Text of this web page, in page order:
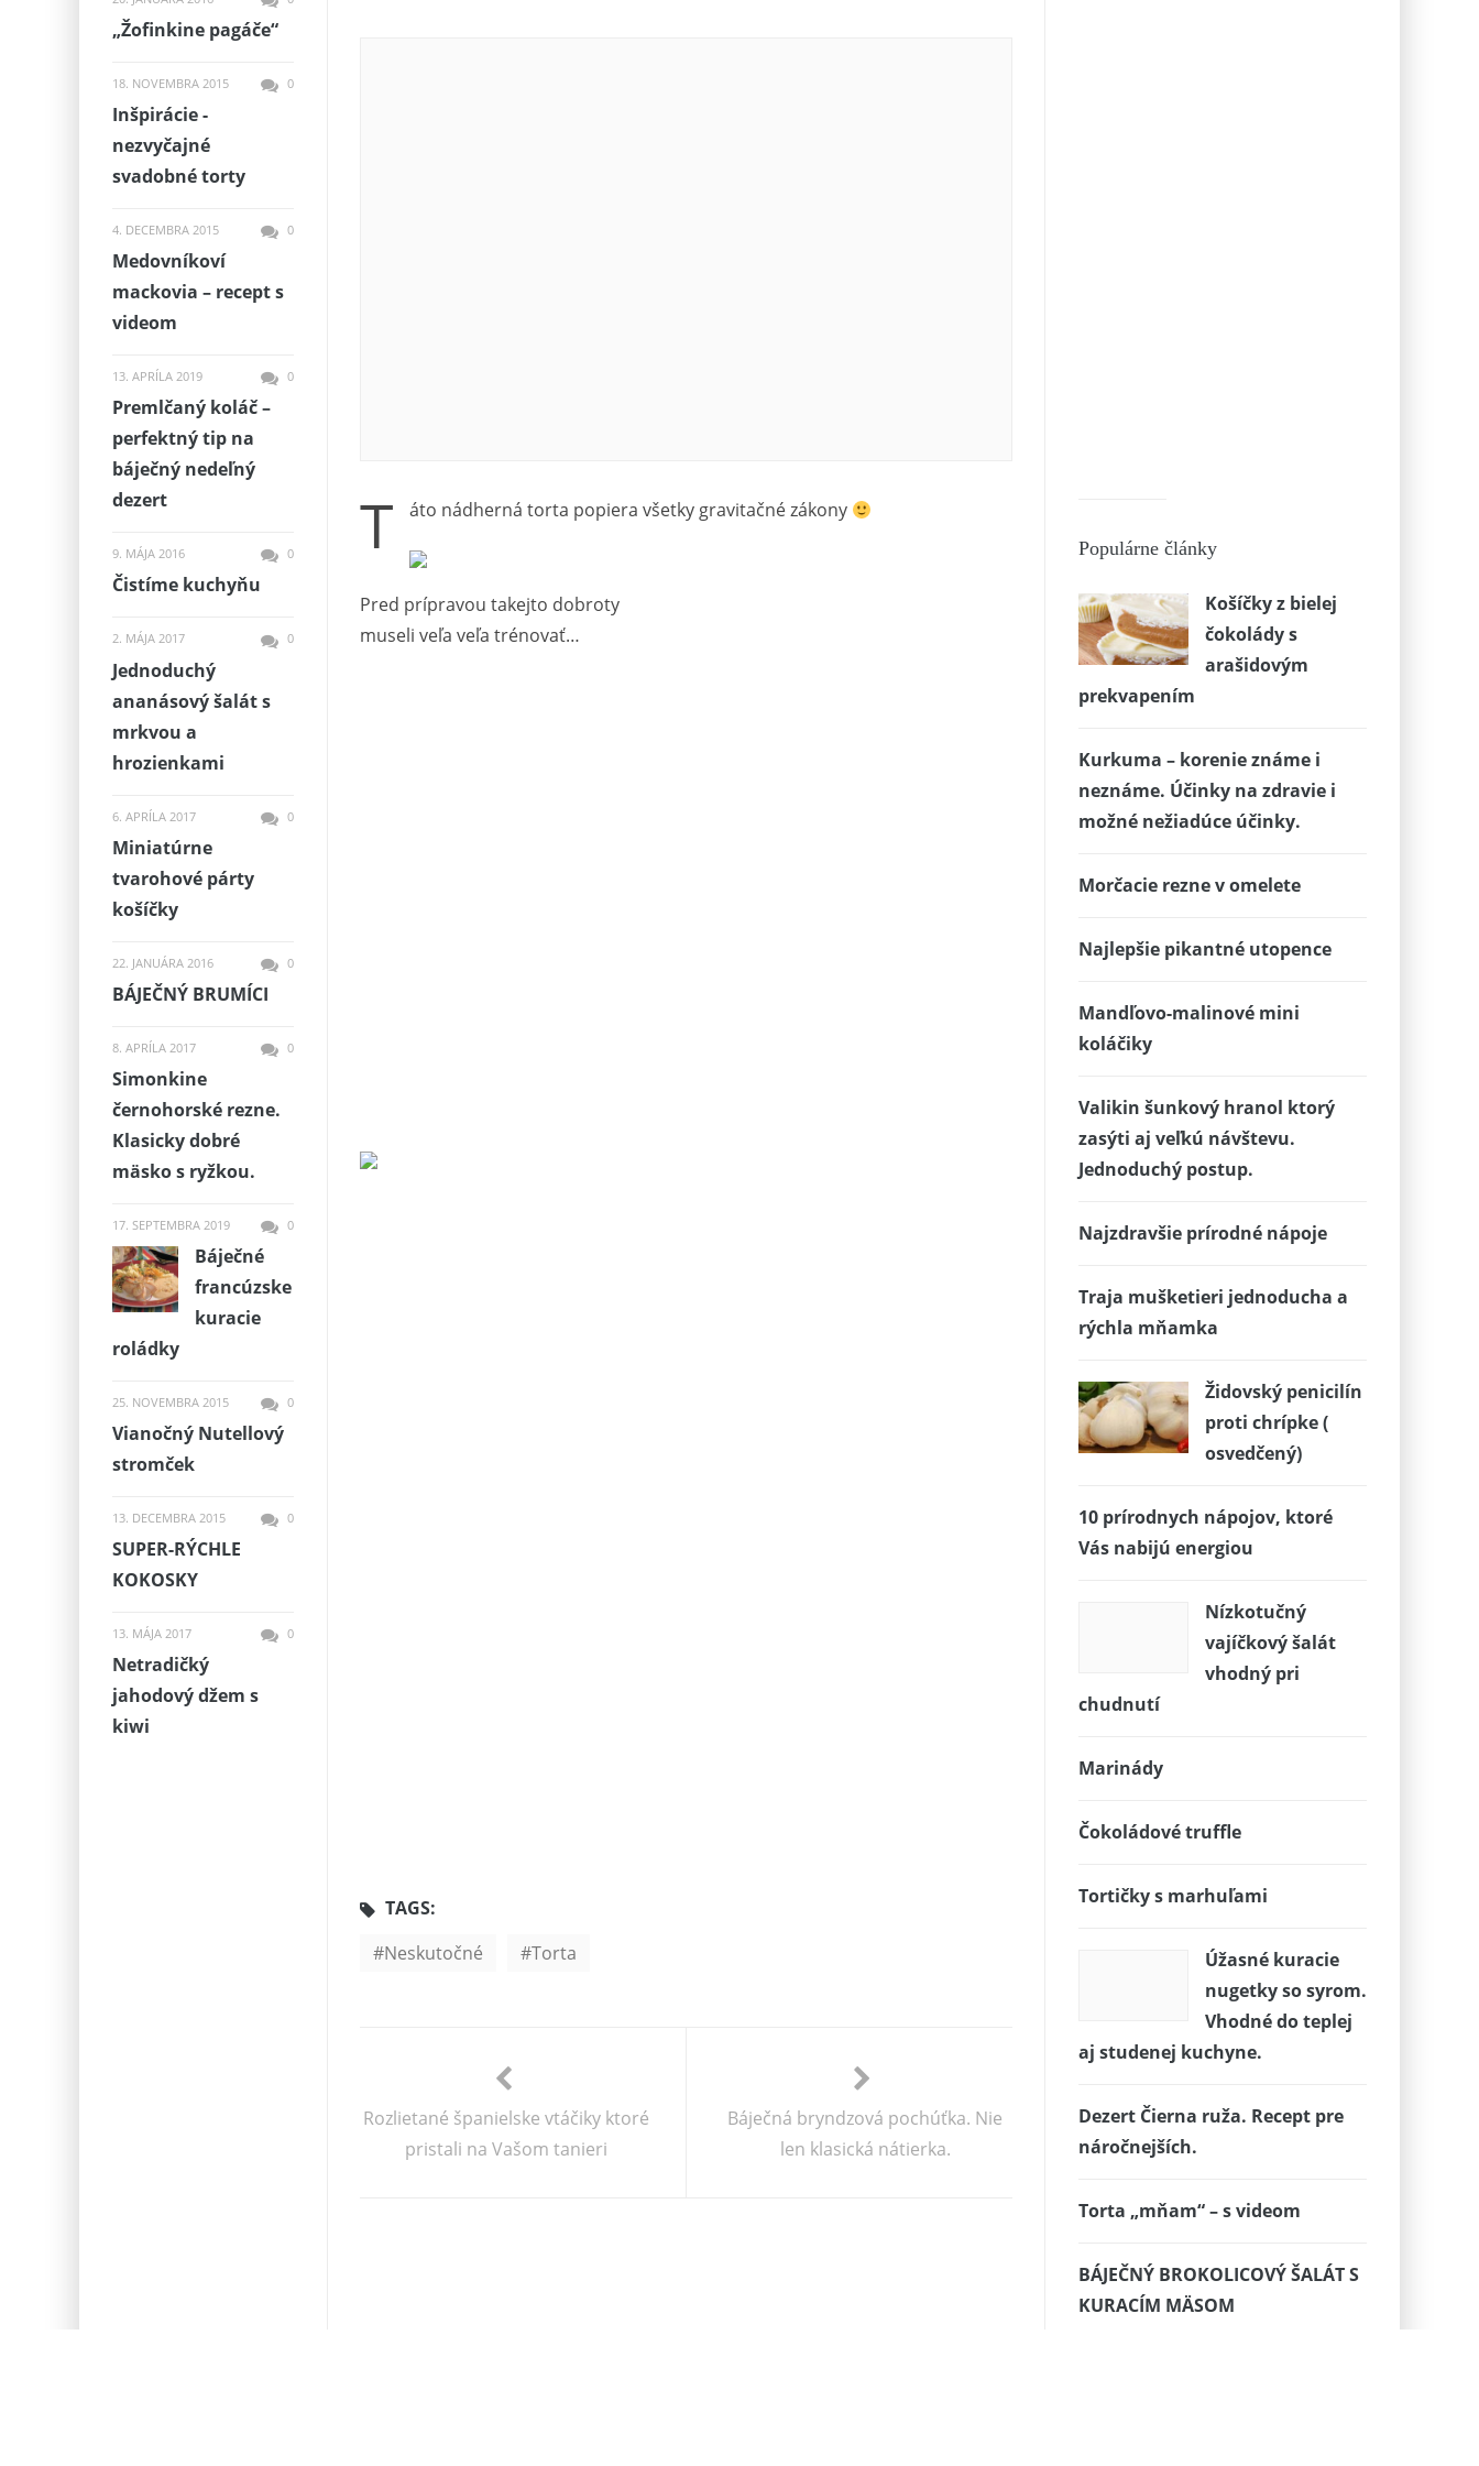
T áto nádherná torta popiera všetky gravitačné zákony
Pred prípravou takejto dobroty
museli veľa veľa trénovať…
TAGS:
Neskutočné
Torta
Rozlietané španielske vtáčiky ktoré
pristali na Vašom tanieri
Báječná bryndzová pochúťka. Nie
len klasická nátierka.
Populárne články
Košíčky z bielej
čokolády s
arašidovým
prekvapením
Kurkuma – korenie známe i
neznáme. Účinky na zdravie i
možné nežiadúce účinky.
Morčacie rezne v omelete
Najlepšie pikantné utopence
Mandľovo-malinové mini
koláčiky
Valikin šunkový hranol ktorý
zasýti aj veľkú návštevu.
Jednoduchý postup.
Najzdravšie prírodné nápoje
Traja mušketieri jednoducha a
rýchla mňamka
Židovský penicilín
proti chrípke (
osvedčený)
10 prírodnych nápojov, ktoré
Vás nabijú energiou
Nízkotučný
vajíčkový šalát
vhodný pri
chudnutí
Marinády
Čokoládové truffle
Tortičky s marhuľami
Úžasné kuracie
nugetky so syrom.
Vhodné do teplej
aj studenej kuchyne.
Dezert Čierna ruža. Recept pre
náročnejších.
Torta „mňam“ – s videom
BÁJEČNÝ BROKOLICOVÝ ŠALÁT S
KURACÍM MÄSOM
„Žofinkine pagáče“
18. NOVEMBRA 2015 0
Inšpirácie -
nezvyčajné
svadobné torty
4. DECEMBRA 2015 0
Medovníkoví
mackovia – recept s
videom
13. APRÍLA 2019 0
Premlčaný koláč –
perfektný tip na
báječný nedeľný
dezert
9. MÁJA 2016 0
Čistíme kuchyňu
2. MÁJA 2017 0
Jednoduchý
ananásový šalát s
mrkvou a
hrozienkami
6. APRÍLA 2017 0
Miniatúrne
tvarohové párty
košíčky
22. JANUÁRA 2016 0
BÁJEČNÝ BRUMÍCI
8. APRÍLA 2017 0
Simonkine
černohorské rezne.
Klasicky dobré
mäsko s ryžkou.
17. SEPTEMBRA 2019 0
Báječné
francúzske
kuracie
roládky
25. NOVEMBRA 2015 0
Vianočný Nutellový
stromček
13. DECEMBRA 2015 0
SUPER-RÝCHLE
KOKOSKY
13. MÁJA 2017 0
Netradičký
jahodový džem s
kiwi